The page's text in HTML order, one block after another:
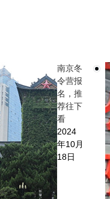
南京冬
令营报
名，推
荐往下
看
2024
年10月
18日